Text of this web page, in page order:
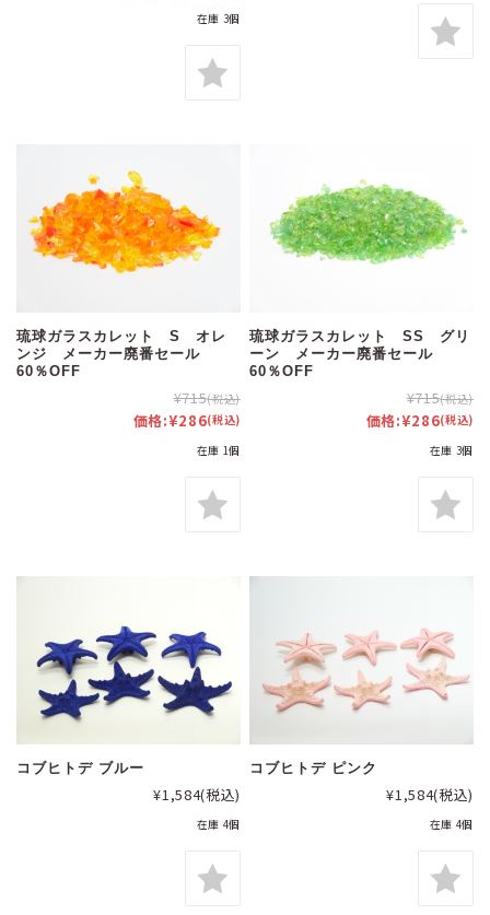
在庫 3個
琉球ガラスカレット S オレ
ンジ メーカー廃番セール
60％OFF
¥715(税込)
価格:¥286(税込)
在庫 1個
琉球ガラスカレット SS グリ
ーン メーカー廃番セール
60％OFF
¥715(税込)
価格:¥286(税込)
在庫 3個
コブヒトデ ブルー
¥1,584(税込)
在庫 4個
コブヒトデ ピンク
¥1,584(税込)
在庫 4個